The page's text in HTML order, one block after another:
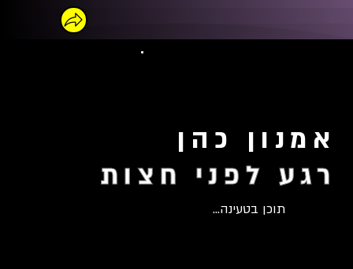
אמנון כהן
רגע לפני חצות
תוכן בטעינה...